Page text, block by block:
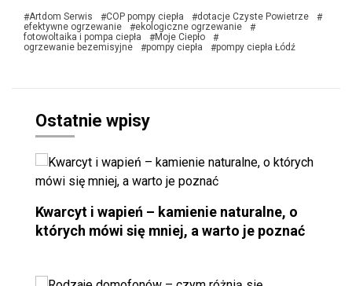
#Artdom Serwis #COP pompy ciepła #dotacje Czyste Powietrze
#
efektywne ogrzewanie
#ekologiczne ogrzewanie
#
fotowoltaika i pompa ciepła
#Moje Ciepło
#
ogrzewanie bezemisyjne
#pompy ciepła #pompy ciepła Łódź
Ostatnie wpisy
Kwarcyt i wapień – kamienie naturalne, o
których mówi się mniej, a warto je poznać